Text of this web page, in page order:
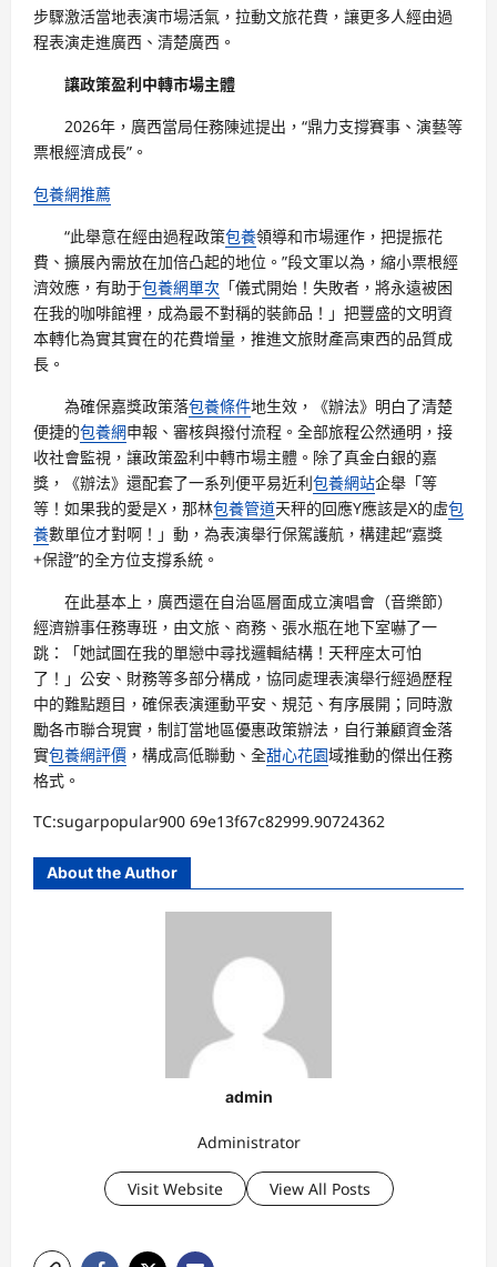
步驟激活當地表演市場活氣，拉動文旅花費，讓更多人經由過
程表演走進廣西、清楚廣西。
讓政策盈利中轉市場主體
2026年，廣西當局任務陳述提出，“鼎力支撐賽事、演藝等
票根經濟成長”。
包養網推薦
“此舉意在經由過程政策包養領導和市場運作，把提振花
費、擴展內需放在加倍凸起的地位。”段文軍以為，縮小票根經
濟效應，有助于包養網單次 「儀式開始！失敗者，將永遠被困
在我的咖啡館裡，成為最不對稱的裝飾品！」把豐盛的文明資
本轉化為實其實在的花費增量，推進文旅財產高東西的品質成
長。
為確保嘉獎政策落包養條件地生效，《辦法》明白了清楚
便捷的包養網申報、審核與撥付流程。全部旅程公然通明，接
收社會監視，讓政策盈利中轉市場主體。除了真金白銀的嘉
獎，《辦法》還配套了一系列便平易近利包養網站企舉「等
等！如果我的愛是X，那林包養管道天秤的回應Y應該是X的虛包
養數單位才對啊！」動，為表演舉行保駕護航，構建起“嘉獎
+保證”的全方位支撐系統。
在此基本上，廣西還在自治區層面成立演唱會（音樂節）
經濟辦事任務專班，由文旅、商務、張水瓶在地下室嚇了一
跳：「她試圖在我的單戀中尋找邏輯結構！天秤座太可怕
了！」公安、財務等多部分構成，協同處理表演舉行經過歷程
中的難點題目，確保表演運動平安、規范、有序展開；同時激
勵各市聯合現實，制訂當地區優惠政策辦法，自行兼顧資金落
實包養網評價 ，構成高低聯動、全甜心花園域推動的傑出任務
格式。
TC:sugarpopular900 69e13f67c82999.90724362
About the Author
admin
Administrator
Visit Website View All Posts